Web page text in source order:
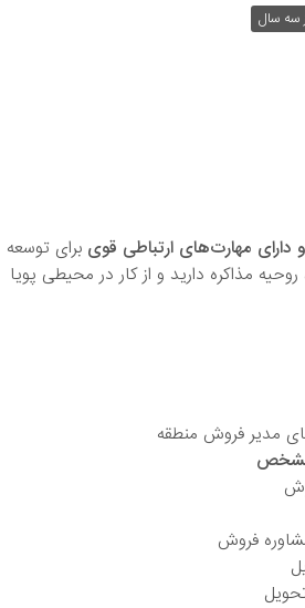
سه سال
مهارت‌های ارتباطی قوی برای توسعه
مذاکره دارید و از کار در محیطی پویا
مدیر فروش منطقه
مشخص
فروش